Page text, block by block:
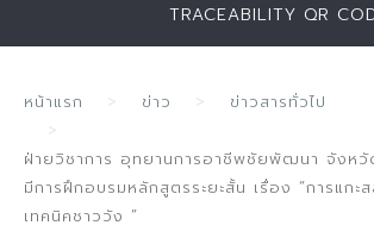
TRACEABILITY QR
หน้าแรก ข่าว ข่าวสารทั่วไป
ฝ่ายวิชาการ อุทยานการอาชีพชัยพัฒนา จังหวั
มีการฝึกอบรมหลักสูตรระยะสั้น เรื่อง “การแกะ
เทคนิคชาววัง ”